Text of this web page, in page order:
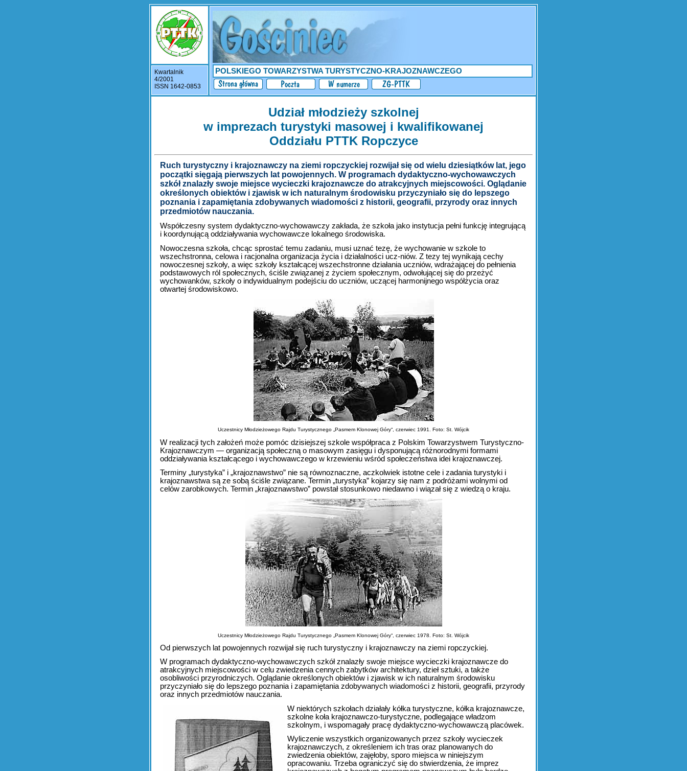
POLSKIEGO TOWARZYSTWA TURYSTYCZNO-KRAJOZNAWCZEGO
Kwartalnik
4/2001
ISSN 1642-0853
Udział młodzieży szkolnej
w imprezach turystyki masowej i kwalifikowanej
Oddziału PTTK Ropczyce
Ruch turystyczny i krajoznawczy na ziemi ropczyckiej rozwijał się od wielu dziesiątków lat, jego
początki sięgają pierwszych lat powojennych. W programach dydaktyczno-wychowawczych
szkół znalazły swoje miejsce wycieczki krajoznawcze do atrakcyjnych miejscowości. Oglądanie
określonych obiektów i zjawisk w ich naturalnym środowisku przyczyniało się do lepszego
poznania i zapamiętania zdobywanych wiadomości z historii, geografii, przyrody oraz innych
przedmiotów nauczania.
Współczesny system dydaktyczno-wychowawczy zakłada, że szkoła jako instytucja pełni funkcję integrującą
i koordynującą oddziaływania wychowawcze lokalnego środowiska.
Nowoczesna szkoła, chcąc sprostać temu zadaniu, musi uznać tezę, że wychowanie w szkole to
wszechstronna, celowa i racjonalna organizacja życia i działalności ucz-niów. Z tezy tej wynikają cechy
nowoczesnej szkoły, a więc szkoły kształcącej wszechstronne działania uczniów, wdrażającej do pełnienia
podstawowych ról społecznych, ściśle związanej z życiem społecznym, odwołującej się do przeżyć
wychowanków, szkoły o indywidualnym podejściu do uczniów, uczącej harmonijnego współżycia oraz
otwartej środowiskowo.
Uczestnicy Młodzieżowego Rajdu Turystycznego „Pasmem Klonowej Góry“, czerwiec 1991. Foto: St. Wójcik
W realizacji tych założeń może pomóc dzisiejszej szkole współpraca z Polskim Towarzystwem Turystyczno-
Krajoznawczym — organizacją społeczną o masowym zasięgu i dysponującą różnorodnymi formami
oddziaływania kształcącego i wychowawczego w krzewieniu wśród społeczeństwa idei krajoznawczej.
Terminy „turystyka” i „krajoznawstwo” nie są równoznaczne, aczkolwiek istotne cele i zadania turystyki i
krajoznawstwa są ze sobą ściśle związane. Termin „turystyka” kojarzy się nam z podróżami wolnymi od
celów zarobkowych. Termin „krajoznawstwo” powstał stosunkowo niedawno i wiązał się z wiedzą o kraju.
Uczestnicy Młodzieżowego Rajdu Turystycznego „Pasmem Klonowej Góry“, czerwiec 1978. Foto: St. Wójcik
Od pierwszych lat powojennych rozwijał się ruch turystyczny i krajoznawczy na ziemi ropczyckiej.
W programach dydaktyczno-wychowawczych szkół znalazły swoje miejsce wycieczki krajoznawcze do
atrakcyjnych miejscowości w celu zwiedzenia cennych zabytków architektury, dzieł sztuki, a także
osobliwości przyrodniczych. Oglądanie określonych obiektów i zjawisk w ich naturalnym środowisku
przyczyniało się do lepszego poznania i zapamiętania zdobywanych wiadomości z historii, geografii, przyrody
oraz innych przedmiotów nauczania.
W niektórych szkołach działały kółka turystyczne, kółka krajoznawcze,
szkolne koła krajoznawczo-turystyczne, podlegające władzom
szkolnym, i wspomagały pracę dydaktyczno-wychowawczą placówek.
Wyliczenie wszystkich organizowanych przez szkoły wycieczek
krajoznawczych, z określeniem ich tras oraz planowanych do
zwiedzenia obiektów, zajęłoby, sporo miejsca w niniejszym
opracowaniu. Trzeba ograniczyć się do stwierdzenia, że imprez